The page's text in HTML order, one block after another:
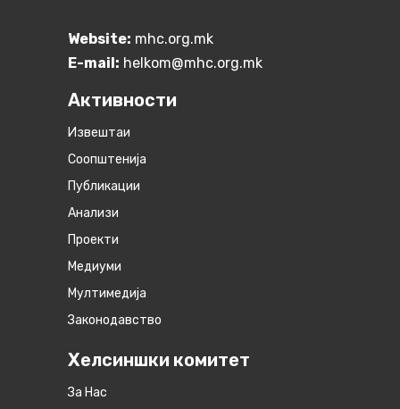
Website: mhc.org.mk
E-mail: helkom@mhc.org.mk
Активности
Извештаи
Соопштенија
Публикации
Анализи
Проекти
Медиуми
Мултимедија
Законодавство
Хелсиншки комитет
За Нас